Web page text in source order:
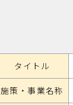
タイトル
施策・事業名称